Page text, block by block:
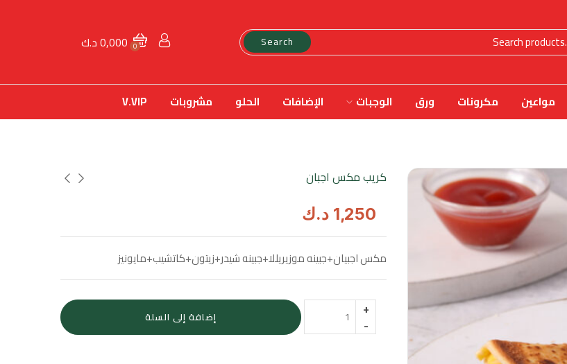
Search
0
0,000د.ك
مواعين مكرونات ورق الوجبات الإضافات الحلو مشروبات V.VIP
كريب مكس اجبان
1,250 د.ك
مكس اجبيان+جبينه موزيريللا+جبينه شيدر+زيتون+كاتشيب+مايونيز
إضافة إلى السلة